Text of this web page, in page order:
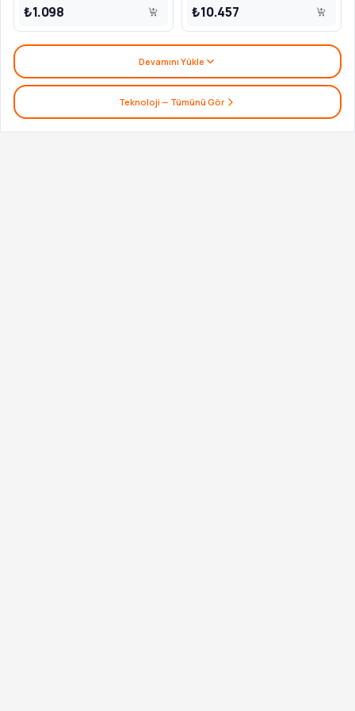
₺1.098 ₺10.457
Devamını Yükle
Teknoloji — Tümünü Gör